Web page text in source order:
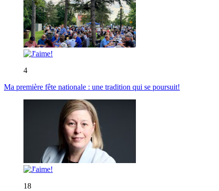
4
Ma première fête nationale : une tradition qui se poursuit!
18